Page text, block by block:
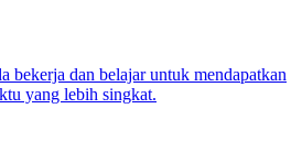
bekerja dan belajar untuk mendapatkan
yang lebih singkat.